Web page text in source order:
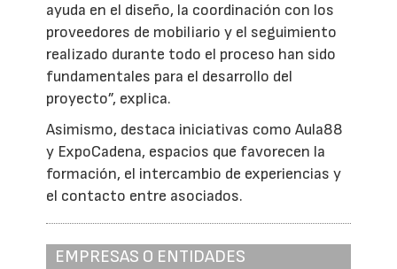
ayuda en el diseño, la coordinación con los
proveedores de mobiliario y el seguimiento
realizado durante todo el proceso han sido
fundamentales para el desarrollo del
proyecto”, explica.
Asimismo, destaca iniciativas como Aula88
y ExpoCadena, espacios que favorecen la
formación, el intercambio de experiencias y
el contacto entre asociados.
EMPRESAS O ENTIDADES